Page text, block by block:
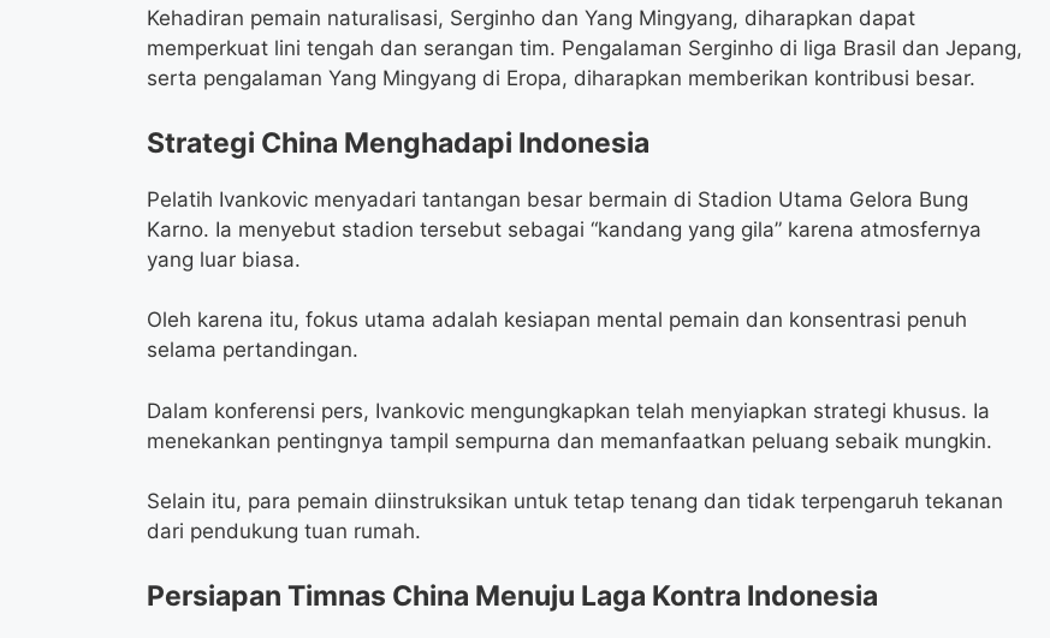
Kehadiran pemain naturalisasi, Serginho dan Yang Mingyang, diharapkan dapat
memperkuat lini tengah dan serangan tim. Pengalaman Serginho di liga Brasil dan Jepang,
serta pengalaman Yang Mingyang di Eropa, diharapkan memberikan kontribusi besar.
Strategi China Menghadapi Indonesia
Pelatih Ivankovic menyadari tantangan besar bermain di Stadion Utama Gelora Bung
Karno. Ia menyebut stadion tersebut sebagai “kandang yang gila” karena atmosfernya
yang luar biasa.
Oleh karena itu, fokus utama adalah kesiapan mental pemain dan konsentrasi penuh
selama pertandingan.
Dalam konferensi pers, Ivankovic mengungkapkan telah menyiapkan strategi khusus. Ia
menekankan pentingnya tampil sempurna dan memanfaatkan peluang sebaik mungkin.
Selain itu, para pemain diinstruksikan untuk tetap tenang dan tidak terpengaruh tekanan
dari pendukung tuan rumah.
Persiapan Timnas China Menuju Laga Kontra Indonesia